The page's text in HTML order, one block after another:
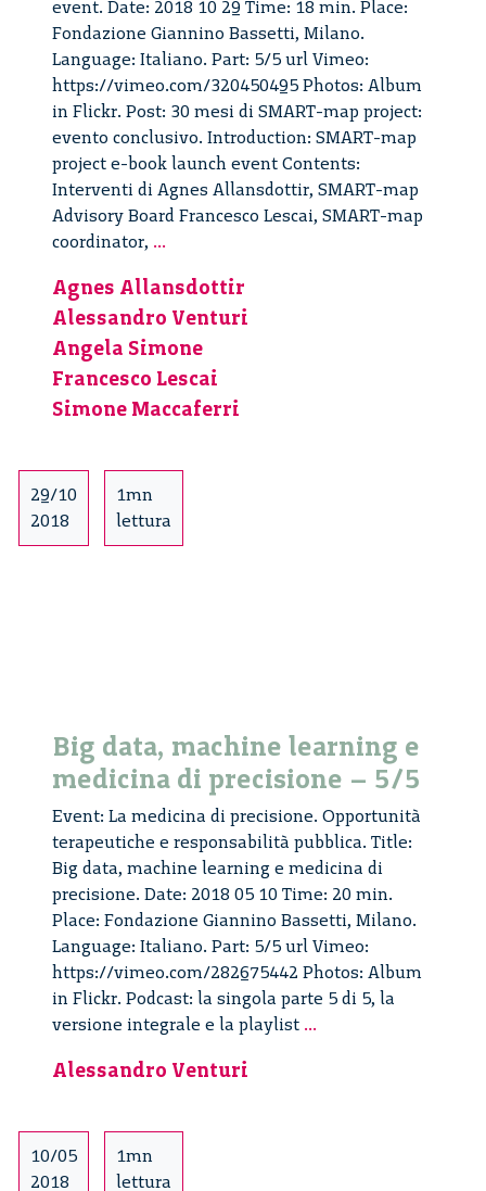
event. Date: 2018 10 29 Time: 18 min. Place:
Fondazione Giannino Bassetti, Milano.
Language: Italiano. Part: 5/5 url Vimeo:
https://vimeo.com/320450495 Photos: Album
in Flickr. Post: 30 mesi di SMART-map project:
evento conclusivo. Introduction: SMART-map
project e-book launch event Contents:
Interventi di Agnes Allansdottir, SMART-map
Advisory Board Francesco Lescai, SMART-map
coordinator, ...
project
e-
book
launch
event
Agnes Allansdottir
Alessandro Venturi
Angela Simone
Francesco Lescai
Simone Maccaferri
29/10
2018
1mn
lettura
Big data, machine learning e
medicina di precisione – 5/5
Event: La medicina di precisione. Opportunità
terapeutiche e responsabilità pubblica. Title:
Big data, machine learning e medicina di
precisione. Date: 2018 05 10 Time: 20 min.
Place: Fondazione Giannino Bassetti, Milano.
Language: Italiano. Part: 5/5 url Vimeo:
https://vimeo.com/282675442 Photos: Album
in Flickr. Podcast: la singola parte 5 di 5, la
versione integrale e la playlist ...
Alessandro Venturi
10/05
2018
1mn
lettura